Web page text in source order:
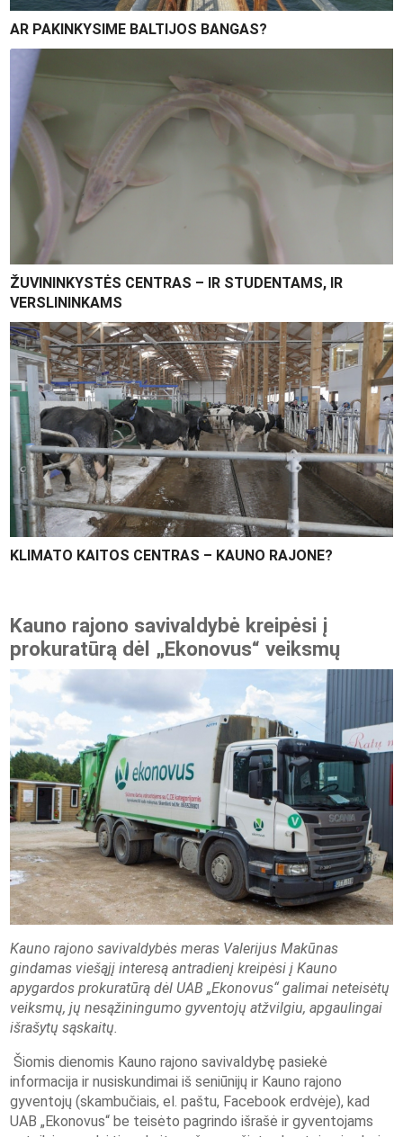
AR PAKINKYSIME BALTIJOS BANGAS?
ŽUVININKYSTĖS CENTRAS – IR STUDENTAMS, IR
VERSLININKAMS
KLIMATO KAITOS CENTRAS – KAUNO RAJONE?
Kauno rajono savivaldybė kreipėsi į
prokuratūrą dėl „Ekonovus“ veiksmų
Kauno rajono savivaldybės meras Valerijus Makūnas
gindamas viešąjį interesą antradienį kreipėsi į Kauno
apygardos prokuratūrą dėl UAB „Ekonovus“ galimai neteisėtų
veiksmų, jų nesąžiningumo gyventojų atžvilgiu, apgaulingai
išrašytų sąskaitų.
Šiomis dienomis Kauno rajono savivaldybę pasiekė
informacija ir nusiskundimai iš seniūnijų ir Kauno rajono
gyventojų (skambučiais, el. paštu, Facebook erdvėje), kad
UAB „Ekonovus“ be teisėto pagrindo išrašė ir gyventojams